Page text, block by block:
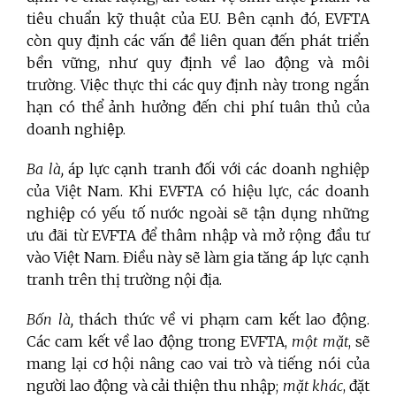
tiêu chuẩn kỹ thuật của EU. Bên cạnh đó, EVFTA
còn quy định các vấn đề liên quan đến phát triển
bền vững, như quy định về lao động và môi
trường. Việc thực thi các quy định này trong ngắn
hạn có thể ảnh hưởng đến chi phí tuân thủ của
doanh nghiệp.
Ba là,áp lực cạnh tranh đối với các doanh nghiệp
của Việt Nam. Khi EVFTA có hiệu lực, các doanh
nghiệp có yếu tố nước ngoài sẽ tận dụng những
ưu đãi từ EVFTA để thâm nhập và mở rộng đầu tư
vào Việt Nam. Điều này sẽ làm gia tăng áp lực cạnh
tranh trên thị trường nội địa.
Bốn là,thách thức về vi phạm cam kết lao động.
Các cam kết về lao động trong EVFTA, một mặt, sẽ
mang lại cơ hội nâng cao vai trò và tiếng nói của
người lao động và cải thiện thu nhập; mặt khác, đặt